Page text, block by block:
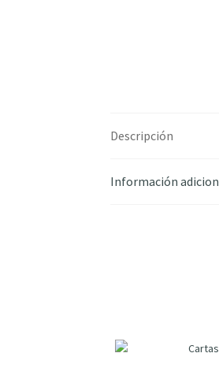
Descripción
Información